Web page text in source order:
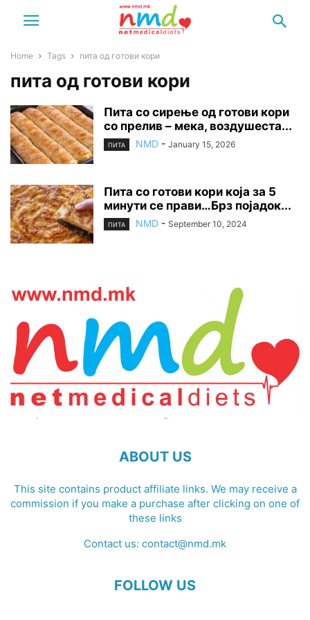
Home Tags пита од готови кори
пита од готови кори
Пита со сирење од готови кори
со прелив – мека, воздушеста...
ПИТА NMD - January 15, 2026
Пита со готови кори која за 5
минути се прави…Брз појадок...
ПИТА NMD - September 10, 2024
ABOUT US
This site contains product affiliate links. We may receive a
commission if you make a purchase after clicking on one of
these links
Contact us: contact@nmd.mk
FOLLOW US